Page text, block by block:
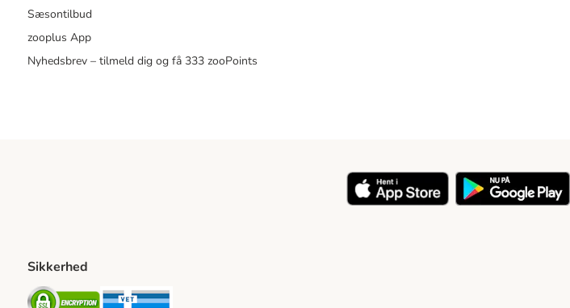
Sæsontilbud
zooplus App
Nyhedsbrev – tilmeld dig og få 333 zooPoints
Sikkerhed
Security